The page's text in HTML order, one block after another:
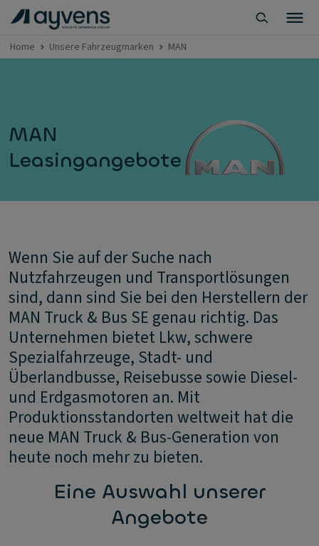
Home Unsere Fahrzeugmarken MAN
MAN
Leasingangebote
Wenn Sie auf der Suche nach
Nutzfahrzeugen und Transportlösungen
sind, dann sind Sie bei den Herstellern der
MAN Truck & Bus SE genau richtig. Das
Unternehmen bietet Lkw, schwere
Spezialfahrzeuge, Stadt- und
Überlandbusse, Reisebusse sowie Diesel-
und Erdgasmotoren an. Mit
Produktionsstandorten weltweit hat die
neue MAN Truck & Bus-Generation von
heute noch mehr zu bieten.
Eine Auswahl unserer
Angebote